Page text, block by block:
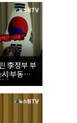
李정부 부
부동산